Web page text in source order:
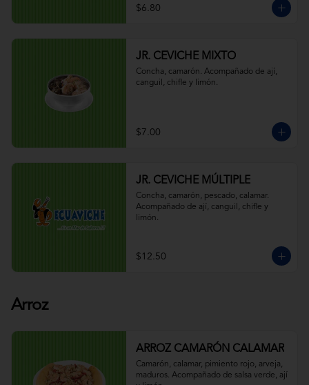
$6.80
JR. CEVICHE MIXTO
Concha, camarón. Acompañado de ají,
canguil, chifle y limón.
$7.00
JR. CEVICHE MÚLTIPLE
Concha, camarón, pescado, calamar.
Acompañado de ají, canguil, chifle y
limón.
$12.50
Arroz
ARROZ CAMARÓN CALAMAR
Camarón, calamar, pimiento rojo, arveja,
maduros. Acompañado de salsa verde, ají